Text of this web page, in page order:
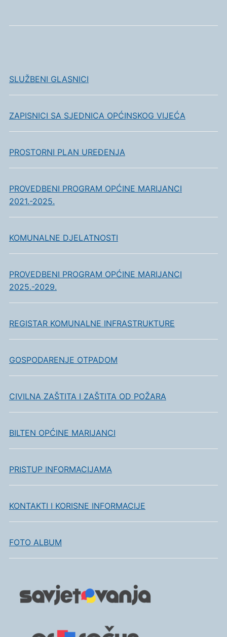
SLUŽBENI GLASNICI
ZAPISNICI SA SJEDNICA OPĆINSKOG VIJEĆA
PROSTORNI PLAN UREĐENJA
PROVEDBENI PROGRAM OPĆINE MARIJANCI
2021.-2025.
KOMUNALNE DJELATNOSTI
PROVEDBENI PROGRAM OPĆINE MARIJANCI
2025.-2029.
REGISTAR KOMUNALNE INFRASTRUKTURE
GOSPODARENJE OTPADOM
CIVILNA ZAŠTITA I ZAŠTITA OD POŽARA
BILTEN OPĆINE MARIJANCI
PRISTUP INFORMACIJAMA
KONTAKTI I KORISNE INFORMACIJE
FOTO ALBUM